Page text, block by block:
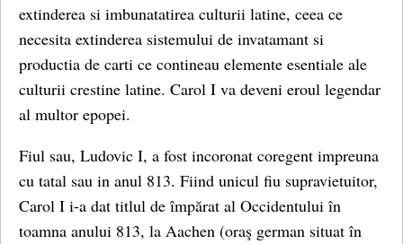
extinderea si imbunatatirea culturii latine, ceea ce
necesita extinderea sistemului de invatamant si
productia de carti ce contineau elemente esentiale ale
culturii crestine latine. Carol I va deveni eroul legendar
al multor epopei.
Fiul sau, Ludovic I, a fost incoronat coregent impreuna
cu tatal sau in anul 813. Fiind unicul fiu supravietuitor,
Carol I i-a dat titlul de împărat al Occidentului în
toamna anului 813, la Aachen (oraş german situat în